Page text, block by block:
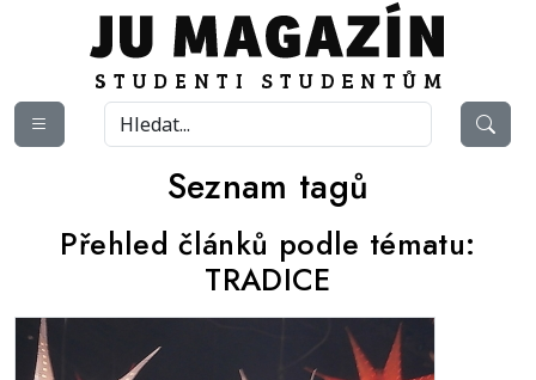
Seznam tagů
Přehled článků podle tématu:
TRADICE